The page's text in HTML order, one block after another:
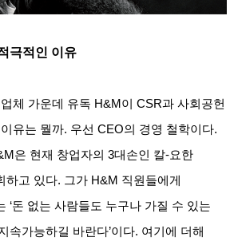
극적인 이유
체 가운데 유독 H&M 이 CSR과 사회공헌
유는 뭘까. 우선 CEO의 경영 철학이다.
은 현재 창업자의 3대손인 칼-요한
하고 있다. 그가 H&M 직원들에게
‘돈 없는 사람들도 누구나 가질 수 있는
속가능하길 바란다’이다. 여기에 더해